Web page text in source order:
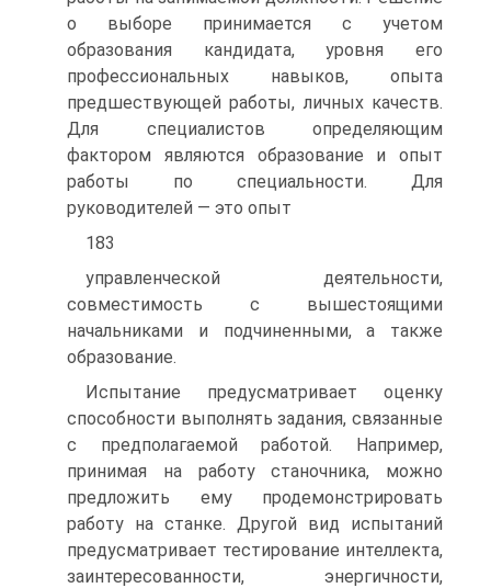
о выборе принимается с учетом
образования кандидата, уровня его
профессиональных навыков, опыта
предшествующей работы, личных качеств.
Для специалистов определяющим
фактором являются образование и опыт
работы по специальности. Для
руководителей — это опыт
183
управленческой деятельности,
совместимость с вышестоящими
начальниками и подчиненными, а также
образование.
Испытание предусматривает оценку
способности выполнять задания, связанные
с предполагаемой работой. Например,
принимая на работу станочника, можно
предложить ему продемонстрировать
работу на станке. Другой вид испытаний
предусматривает тестирование интеллекта,
заинтересованности, энергичности,